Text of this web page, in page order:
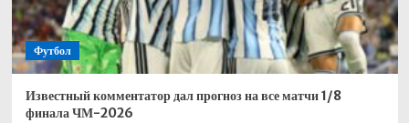
Футбол
Известный комментатор дал прогноз на все матчи 1/8
финала ЧМ-2026